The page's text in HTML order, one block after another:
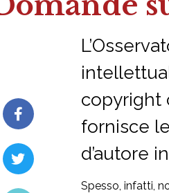
copyright
fornisce
d’autore
Spesso, infatti,